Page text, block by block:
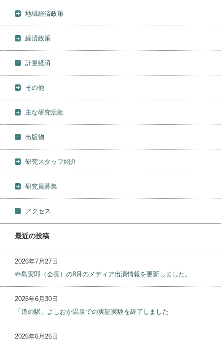
地域経済政策
経済政策
計量経済
その他
主な研究活動
出版物
研究スタッフ紹介
研究員募集
アクセス
最近の投稿
2026年7月27日
寺島実郎（会長）の8月のメディア出演情報を更新しました。
2026年6月30日
「道の駅」よしおか温泉での実証実験を終了しました
2026年6月26日